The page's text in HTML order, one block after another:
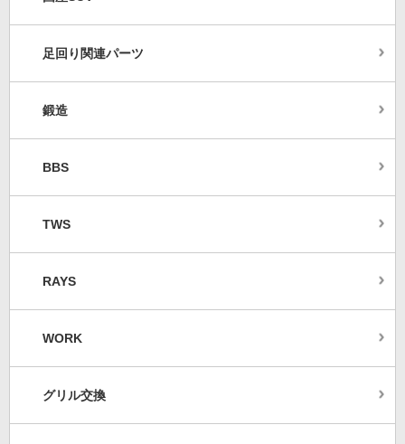
足回り関連パーツ
鍛造
BBS
TWS
RAYS
WORK
グリル交換